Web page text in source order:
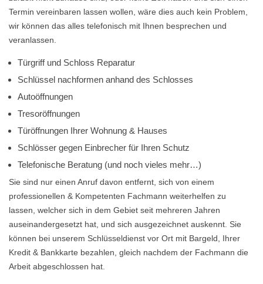
Termin vereinbaren lassen wollen, wäre dies auch kein Problem,
wir können das alles telefonisch mit Ihnen besprechen und
veranlassen.
Türgriff und Schloss Reparatur
Schlüssel nachformen anhand des Schlosses
Autoöffnungen
Tresoröffnungen
Türöffnungen Ihrer Wohnung & Hauses
Schlösser gegen Einbrecher für Ihren Schutz
Telefonische Beratung (und noch vieles mehr…)
Sie sind nur einen Anruf davon entfernt, sich von einem
professionellen & Kompetenten Fachmann weiterhelfen zu
lassen, welcher sich in dem Gebiet seit mehreren Jahren
auseinandergesetzt hat, und sich ausgezeichnet auskennt. Sie
können bei unserem Schlüsseldienst vor Ort mit Bargeld, Ihrer
Kredit & Bankkarte bezahlen, gleich nachdem der Fachmann die
Arbeit abgeschlossen hat.